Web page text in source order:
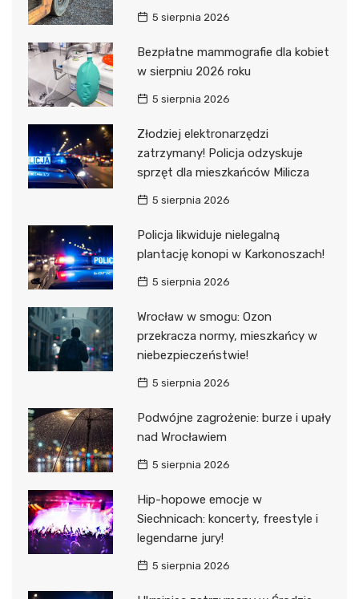
5 sierpnia 2026
Bezpłatne mammografie dla kobiet
w sierpniu 2026 roku
5 sierpnia 2026
Złodziej elektronarzędzi
zatrzymany! Policja odzyskuje
sprzęt dla mieszkańców Milicza
5 sierpnia 2026
Policja likwiduje nielegalną
plantację konopi w Karkonoszach!
5 sierpnia 2026
Wrocław w smogu: Ozon
przekracza normy, mieszkańcy w
niebezpieczeństwie!
5 sierpnia 2026
Podwójne zagrożenie: burze i upały
nad Wrocławiem
5 sierpnia 2026
Hip-hopowe emocje w
Siechnicach: koncerty, freestyle i
legendarne jury!
5 sierpnia 2026